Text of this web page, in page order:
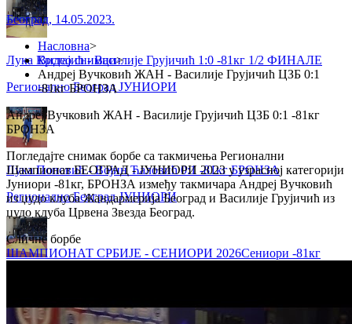
Лука Крстајић - Василије Грујичић 1:0 -81кг 1/2 ФИНАЛЕ
Регионално Београд ЈУНИОРИ
Лука Поповић - Војин Ћаловић 0:1 -81кг БРОНЗА
Регионално Београд ЈУНИОРИ
Регионално Београд ЈУНИОРИ
Београд, 14.05.2023.
Насловна>
Видео снимци>
Андреј Вучковић ЖАН - Василије Грујичић ЦЗБ 0:1
-81кг БРОНЗА
Андреј Вучковић ЖАН - Василије Грујичић ЦЗБ 0:1 -81кг
БРОНЗА
Погледајте снимак борбе са такмичења Регионални
Шампионат БЕОГРАД - ЈУНИОРИ 2023 у узрасној категорији
Јуниори -81кг, БРОНЗА између такмичара Андреј Вучковић
из џудо клуба Жандармерија Београд и Василије Грујичић из
џудо клуба Црвена Звезда Београд.
Сличне борбе
ШАМПИОНАТ СРБИЈЕ - СЕНИОРИ 2026Сениори -81кг